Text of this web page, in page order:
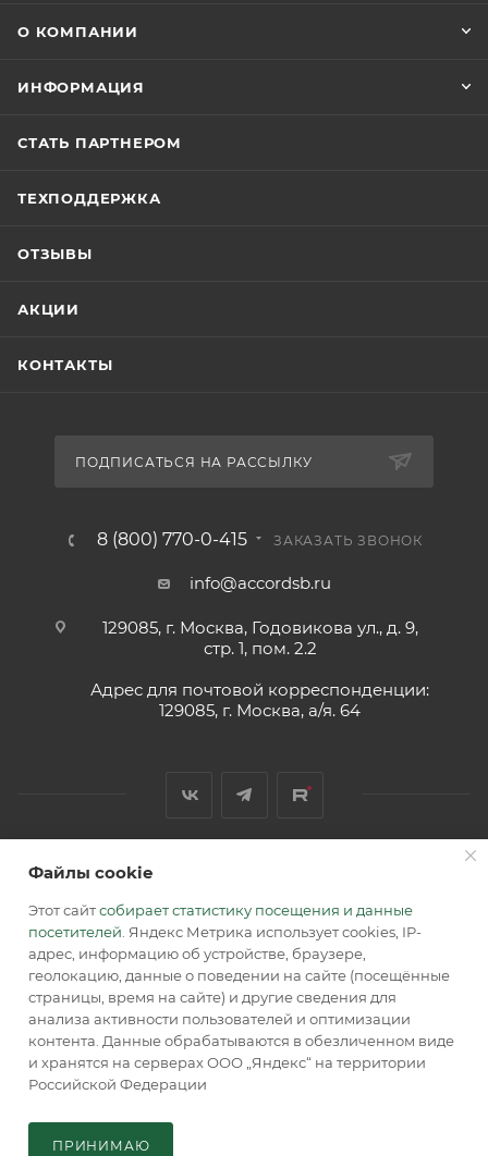
О КОМПАНИИ
ИНФОРМАЦИЯ
СТАТЬ ПАРТНЕРОМ
ТЕХПОДДЕРЖКА
ОТЗЫВЫ
АКЦИИ
КОНТАКТЫ
ПОДПИСАТЬСЯ НА РАССЫЛКУ
8 (800) 770-0-415 ЗАКАЗАТЬ ЗВОНОК
info@accordsb.ru
129085, г. Москва, Годовикова ул., д. 9,
стр. 1, пом. 2.2
Адрес для почтовой корреспонденции:
129085, г. Москва, а/я. 64
2026 © Обращаем Ваше внимание на то, что вся
информация, размещенная на сайте, носит
информационный характер и не является публичной
офертой, определяемой положениями Статьи 437 (2) ГК РФ.
Файлы cookie
Этот сайтсобирает статистику посещения и данные
посетителей . Яндекс Метрика использует cookies, IP-
адрес, информацию об устройстве, браузере,
геолокацию, данные о поведении на сайте (посещённые
страницы, время на сайте) и другие сведения для
анализа активности пользователей и оптимизации
контента. Данные обрабатываются в обезличенном виде
и хранятся на серверах ООО „Яндекс“ на территории
Российской Федерации
ПРИНИМАЮ